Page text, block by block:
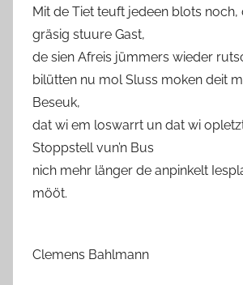
Mit de Tiet teuft jedeen blots noch,
gräsig stuure Gast,
de sien Afreis jümmers wieder
bilütten nu mol Sluss moken deit
Beseuk,
dat wi em loswarrt un dat wi
Stoppstell vun’n Bus
nich mehr länger de anpinkelt
mööt.
Clemens Bahlmann